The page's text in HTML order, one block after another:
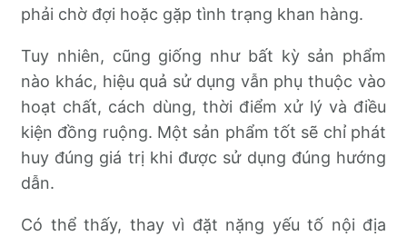
phải chờ đợi hoặc gặp tình trạng khan hàng.
Tuy nhiên, cũng giống như bất kỳ sản phẩm
nào khác, hiệu quả sử dụng vẫn phụ thuộc vào
hoạt chất, cách dùng, thời điểm xử lý và điều
kiện đồng ruộng. Một sản phẩm tốt sẽ chỉ phát
huy đúng giá trị khi được sử dụng đúng hướng
dẫn.
Có thể thấy, thay vì đặt nặng yếu tố nội địa